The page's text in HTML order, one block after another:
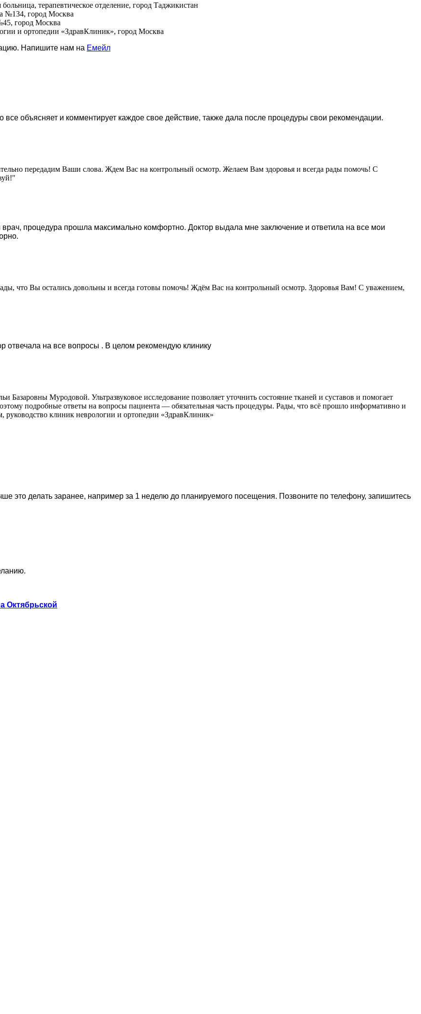
терапевтическое отделение, город Таджикистан
№134, город Москва
город Москва
и ортопедии «ЗдравКлиник», город Москва
Напишите нам на Емейл
объясняет и комментирует каждое свое действие, также дала после процедуры свои рекомендации.
передадим Ваши слова. Ждем Вас на контрольный осмотр. Желаем Вам здоровья и всегда рады помочь! С
процедура прошла максимально комфортно. Доктор выдала мне заключение и ответила на все мои
что Вы остались довольны и всегда готовы помочь! Ждём Вас на контрольный осмотр. Здоровья Вам! С уважением,
на все вопросы . В целом рекомендую клинику
Муродовой. Ультразвуковое исследование позволяет уточнить состояние тканей и суставов и помогает
подробные ответы на вопросы пациента — обязательная часть процедуры. Рады, что всё прошло информативно и
клиник неврологии и ортопедии «ЗдравКлиник»
это делать заранее, например за 1 неделю до планируемого посещения. Позвоните по телефону, запишитесь
Октябрьской